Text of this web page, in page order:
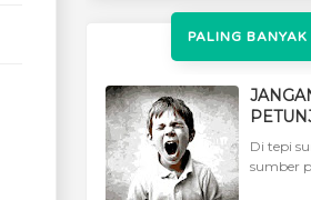
PALING
Di tepi
sumber